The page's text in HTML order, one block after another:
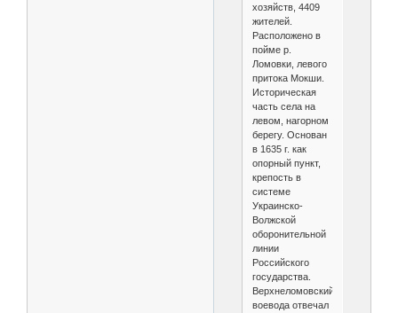
хозяйств, 4409
жителей.
Расположено в
пойме р.
Ломовки, левого
притока Мокши.
Историческая
часть села на
левом, нагорном
берегу. Основан
в 1635 г. как
опорный пункт,
крепость в
системе
Украинско-
Волжской
оборонительной
линии
Российского
государства.
Верхнеломовский
воевода отвечал